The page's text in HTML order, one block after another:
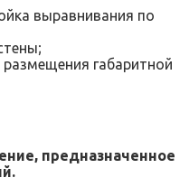
выравнивания по
габаритной
предназначенное